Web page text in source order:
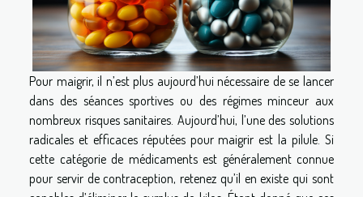
Pour maigrir, il n’est plus aujourd’hui nécessaire de se lancer
dans des séances sportives ou des régimes minceur aux
nombreux risques sanitaires. Aujourd’hui, l’une des solutions
radicales et efficaces réputées pour maigrir est la pilule. Si
cette catégorie de médicaments est généralement connue
pour servir de contraception, retenez qu’il en existe qui sont